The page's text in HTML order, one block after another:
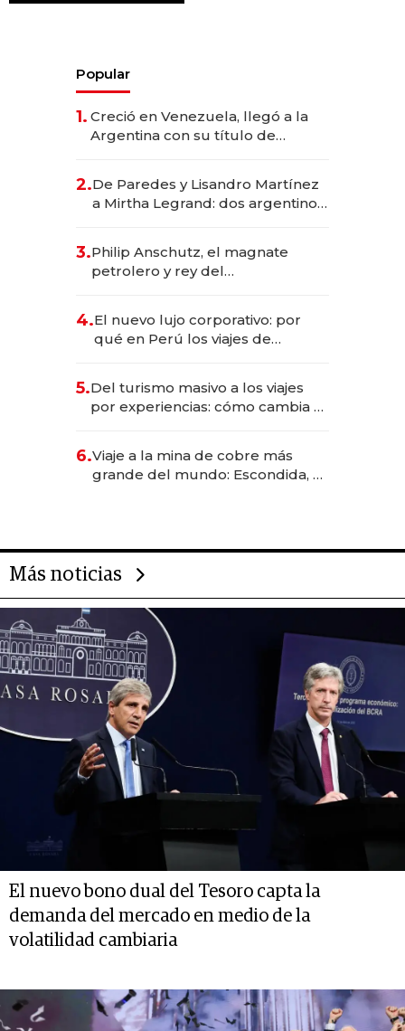
Popular
1. Creció en Venezuela, llegó a la
Argentina con su título de
las marcas "fast premium"
2.De Paredes y Lisandro Martínez
a Mirtha Legrand: dos argentinos
3.Philip Anschutz, el magnate
petrolero y rey del
Fénix
4.El nuevo lujo corporativo: por
qué en Perú los viajes de
transformadoras
5.Del turismo masivo a los viajes
por experiencias: cómo cambia el
6.Viaje a la mina de cobre más
grande del mundo: Escondida, el
Más noticias
El nuevo bono dual del Tesoro capta la
demanda del mercado en medio de la
volatilidad cambiaria